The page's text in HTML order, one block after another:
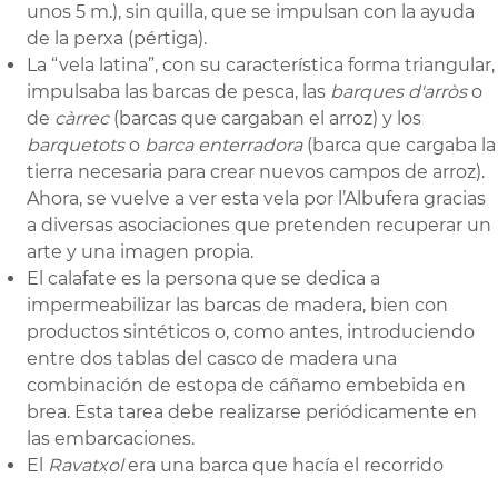
unos 5 m.), sin quilla, que se impulsan con la ayuda
de la perxa (pértiga).
La “vela latina”, con su característica forma triangular,
impulsaba las barcas de pesca, las barques d'arròso
de càrrec(barcas que cargaban el arroz) y los
barquetotso barca enterradora(barca que cargaba la
tierra necesaria para crear nuevos campos de arroz).
Ahora, se vuelve a ver esta vela por l’Albufera gracias
a diversas asociaciones que pretenden recuperar un
arte y una imagen propia.
El calafate es la persona que se dedica a
impermeabilizar las barcas de madera, bien con
productos sintéticos o, como antes, introduciendo
entre dos tablas del casco de madera una
combinación de estopa de cáñamo embebida en
brea. Esta tarea debe realizarse periódicamente en
las embarcaciones.
El Ravatxolera una barca que hacía el recorrido